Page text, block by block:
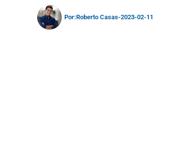
Por:Roberto Casas-2023-02-11